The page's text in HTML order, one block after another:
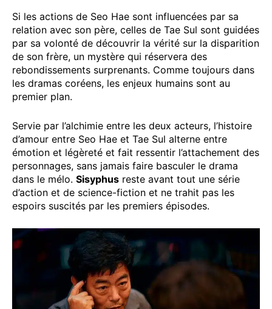
Si les actions de Seo Hae sont influencées par sa
relation avec son père, celles de Tae Sul sont guidées
par sa volonté de découvrir la vérité sur la disparition
de son frère, un mystère qui réservera des
rebondissements surprenants. Comme toujours dans
les dramas coréens, les enjeux humains sont au
premier plan.
Servie par l’alchimie entre les deux acteurs, l’histoire
d’amour entre Seo Hae et Tae Sul alterne entre
émotion et légèreté et fait ressentir l’attachement des
personnages, sans jamais faire basculer le drama
dans le mélo. Sisyphus reste avant tout une série
d’action et de science-fiction et ne trahit pas les
espoirs suscités par les premiers épisodes.